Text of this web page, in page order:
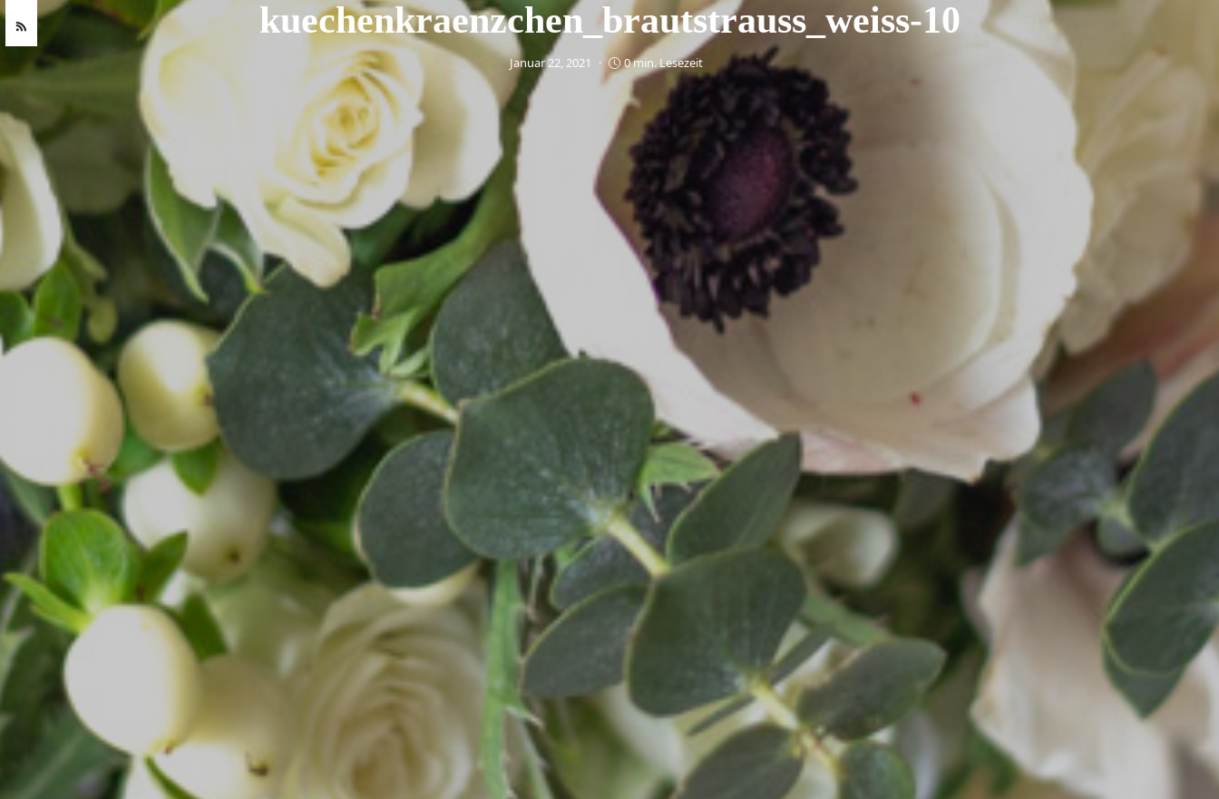
kuechenkraenzchen_brautstrauss_weiss-10
Januar 22, 2021 0 min. Lesezeit